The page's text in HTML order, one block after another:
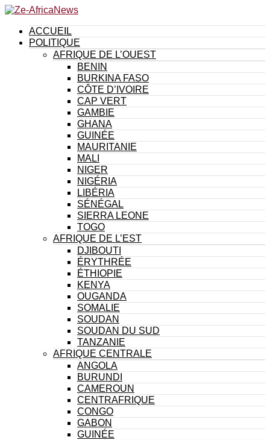
ACCUEIL
POLITIQUE
AFRIQUE DE L’OUEST
BENIN
BURKINA FASO
CÔTE D’IVOIRE
CAP VERT
GAMBIE
GHANA
GUINÉE
MAURITANIE
MALI
NIGER
NIGÉRIA
LIBÉRIA
SÉNÉGAL
SIERRA LEONE
TOGO
AFRIQUE DE L’EST
DJIBOUTI
ÉRYTHRÉE
ÉTHIOPIE
KENYA
OUGANDA
SOMALIE
SOUDAN
SOUDAN DU SUD
TANZANIE
AFRIQUE CENTRALE
ANGOLA
BURUNDI
CAMEROUN
CENTRAFRIQUE
CONGO
GABON
GUINÉE